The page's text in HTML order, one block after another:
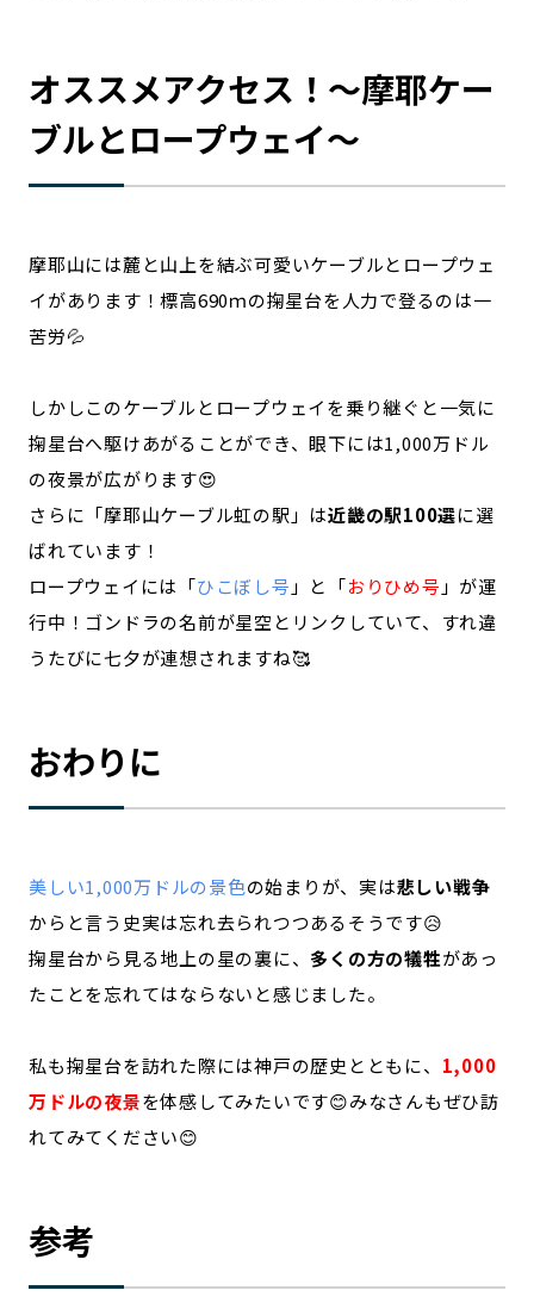
オススメアクセス！～摩耶ケー
ブルとロープウェイ～
摩耶山には麓と山上を結ぶ可愛いケーブルとロープウェ
イがあります！標高690ｍの掬星台を人力で登るのは一
苦労💦
しかしこのケーブルとロープウェイを乗り継ぐと一気に
掬星台へ駆けあがることができ、眼下には1,000万ドル
の夜景が広がります😍
さらに「摩耶山ケーブル虹の駅」は近畿の駅100選に選
ばれています！
ロープウェイには「ひこぼし号 」と「おりひめ号 」が運
行中！ゴンドラの名前が星空とリンクしていて、すれ違
うたびに七夕が連想されますね🥰
おわりに
美しい1,000万ドルの景色の始まりが、実は悲しい戦争
からと言う史実は忘れ去られつつあるそうです😥
掬星台から見る地上の星の裏に、 多くの方の犠牲があっ
たことを忘れてはならないと感じました。
私も掬星台を訪れた際には神戸の歴史とともに、 1,000
万ドルの夜景を体感してみたいです😊みなさんもぜひ訪
れてみてください😊
参考